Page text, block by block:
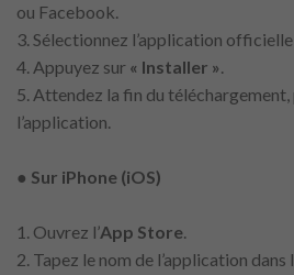
ou Facebook.
3. Sélectionnez l’application
4. Appuyez sur « Installer ».
5. Attendez la fin du téléchargement,
l’application.
● Sur iPhone (iOS)
1. Ouvrez l’App Store.
2. Tapez le nom de l’application